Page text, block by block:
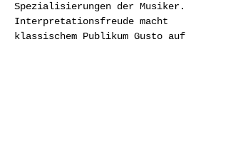
Spezialisierungen der Musiker.
Interpretationsfreude macht
klassischem Publikum Gusto auf